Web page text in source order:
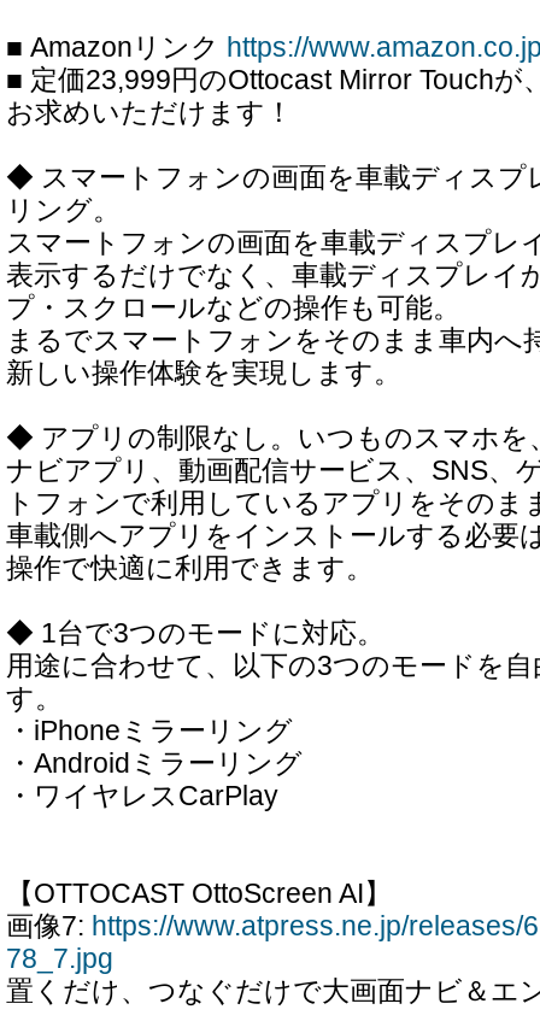
■ Amazonリンク https://
■ 定価23,999円のOttocast Mirror Touchが
お求めいただけます！
◆ スマートフォンの画面を車載ディスプ
リング。
スマートフォンの画面を車載ディスプレ
表示するだけでなく、車載ディスプレイ
プ・スクロールなどの操作も可能。
まるでスマートフォンをそのまま車内へ
新しい操作体験を実現します。
◆ アプリの制限なし。いつものスマホを
ナビアプリ、動画配信サービス、SNS、
トフォンで利用しているアプリをそのま
車載側へアプリをインストールする必要
操作で快適に利用できます。
◆ 1台で3つのモードに対応。
用途に合わせて、以下の3つのモードを
す。
・iPhoneミラーリング
・Androidミラーリング
・ワイヤレスCarPlay
【OTTOCAST OttoScreen AI】
画像7: https://www.atpress.ne.jp/releases/
78_7.jpg
置くだけ、つなぐだけで大画面ナビ＆エ